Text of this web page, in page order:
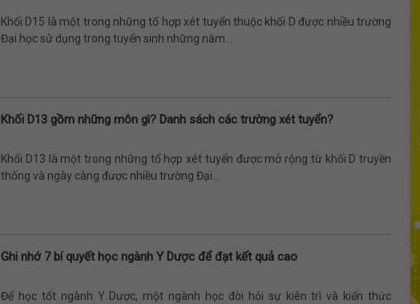
Khối D15 là một trong những tổ hợp xét tuyển thuộc khối D được nhiều trường
Đại học sử dụng trong tuyển sinh những năm...
Khối D13 gồm những môn gì? Danh sách các trường xét tuyển?
Khối D13 là một trong những tổ hợp xét tuyển được mở rộng từ khối D truyền
thống và ngày càng được nhiều trường Đại...
Ghi nhớ 7 bí quyết học ngành Y Dược để đạt kết quả cao
Để học tốt ngành Y Dược, một ngành học đòi hỏi sự kiên trì và kiến thức